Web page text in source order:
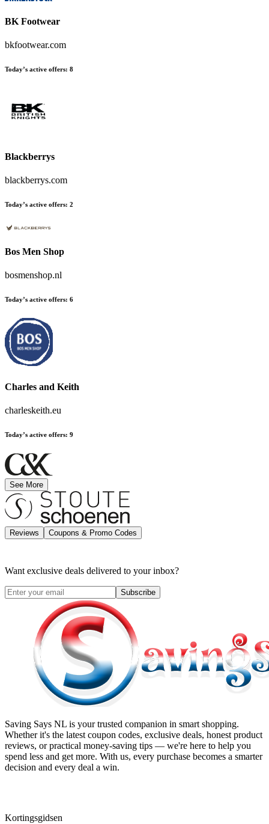
BK Footwear
bkfootwear.com
Today’s active offers: 8
Blackberrys
blackberrys.com
Today’s active offers: 2
Bos Men Shop
bosmenshop.nl
Today’s active offers: 6
Charles and Keith
charleskeith.eu
Today’s active offers: 9
See More
Reviews Coupons & Promo Codes
Want exclusive deals delivered to your inbox?
Subscribe
Saving Says NL is your trusted companion in smart shopping.
Whether it's the latest coupon codes, exclusive deals, honest product
reviews, or practical money-saving tips — we're here to help you
spend less and get more. With us, every purchase becomes a smarter
decision and every deal a win.
Kortingsgidsen